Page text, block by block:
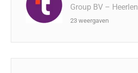
Group BV – Heerlen
23 weergaven